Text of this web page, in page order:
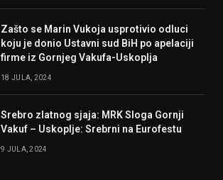
Zašto se Marin Vukoja usprotivio odluci
koju je donio Ustavni sud BiH po apelaciji
firme iz Gornjeg Vakufa-Uskoplja
18 JULA, 2024
Srebro zlatnog sjaja: MRK Sloga Gornji
Vakuf – Uskoplje: Srebrni na Eurofestu
9 JULA, 2024